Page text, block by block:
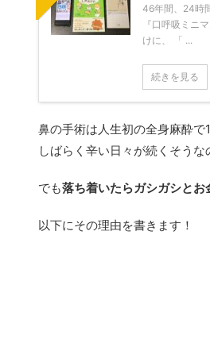
46年間、24時
『口呼吸ミニ
けに、 「 ...
続きを見る
鼻の手術は人生初の全身麻酔
しばらく辛い日々が続くそうな
でも落ち着いたらガシガシとお
以下にその理由を書きます！